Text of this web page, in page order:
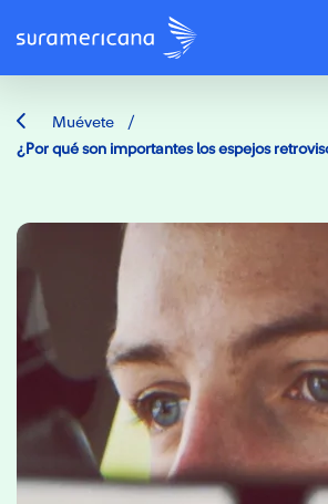
Muévete /
¿Por qué son importantes los espejos